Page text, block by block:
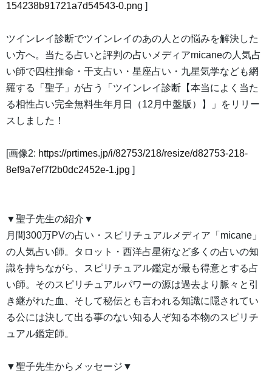
154238b91721a7d54543-0.png ]
ツインレイ診断でツインレイのあの人との悩みを解決した
い方へ。当たる占いと評判の占いメディアmicaneの人気占
い師で四柱推命・干支占い・星座占い・九星気学なども網
羅する「聖子」が占う「ツインレイ診断【本当によく当た
る相性占い完全無料生年月日（12月中盤版）】」をリリー
スしました！
[画像2: https://prtimes.jp/i/82753/218/resize/d82753-218-
8ef9a7ef7f2b0dc2452e-1.jpg ]
▼聖子先生の紹介▼
月間300万PVの占い・スピリチュアルメディア「micane」
の人気占い師。タロット・西洋占星術など多くの占いの知
識を持ちながら、スピリチュアル鑑定が最も得意とする占
い師。そのスピリチュアルパワーの源は過去より脈々と引
き継がれた血、そして秘伝とも言われる知識に隠されてい
る公には決して出る事のない知る人ぞ知る本物のスピリチ
ュアル鑑定師。
▼聖子先生からメッセージ▼